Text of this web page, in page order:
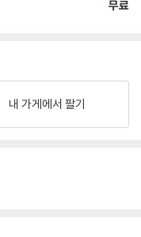
무료
내 가게에서 팔기